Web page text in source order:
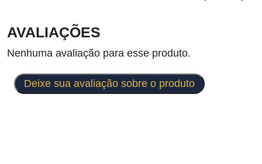
AVALIAÇÕES
Nenhuma avaliação para esse produto.
Deixe sua avaliação sobre o produto